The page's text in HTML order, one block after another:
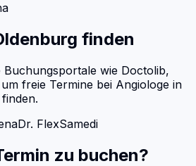
finden
wie Doctolib,
freie Termine bei Angiologe in
Dr. FlexSamedi
zu buchen?